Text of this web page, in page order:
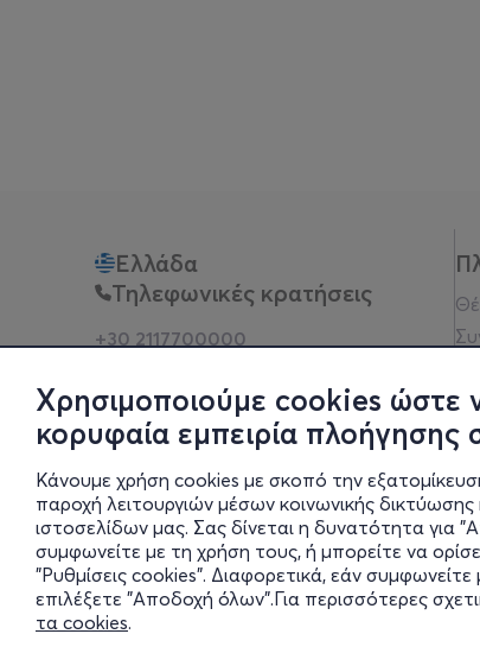
Χρησιμοποιούμε cookies ώστε
κορυφαία εμπειρία πλοήγησης
Κάνουμε χρήση cookies με σκοπό την
παροχή λειτουργιών μέσων κοινωνικής
ιστοσελίδων μας. Σας δίνεται η δυνατότητα
συμφωνείτε με τη χρήση τους, ή μπορείτε να
"Ρυθμίσεις cookies". Διαφορετικά, εάν
επιλέξετε "Αποδοχή όλων".Για περισσότερες
τα cookies.
Ελλάδα
Τηλεφωνικές κρατήσεις
+30 2117700000
Φυσικά σημεία